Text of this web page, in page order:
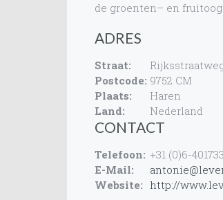
de groenten– en
ADRES
Straat:
Postcode: 9752 CM
Plaats:
Haren
Land:
Nederland
CONTACT
Telefoon: +31 (0)6-
E-Mail:
Website: http://